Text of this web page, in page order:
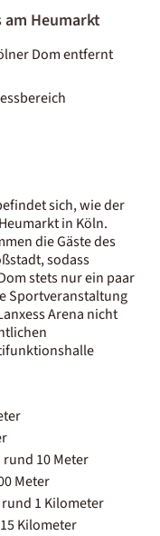
Heumarkt
Dom entfernt
sich, wie der
in Köln.
die Gäste des
sodass
stets nur ein paar
Sportveranstaltung
Arena nicht
10 Meter
Meter
1 Kilometer
Kilometer